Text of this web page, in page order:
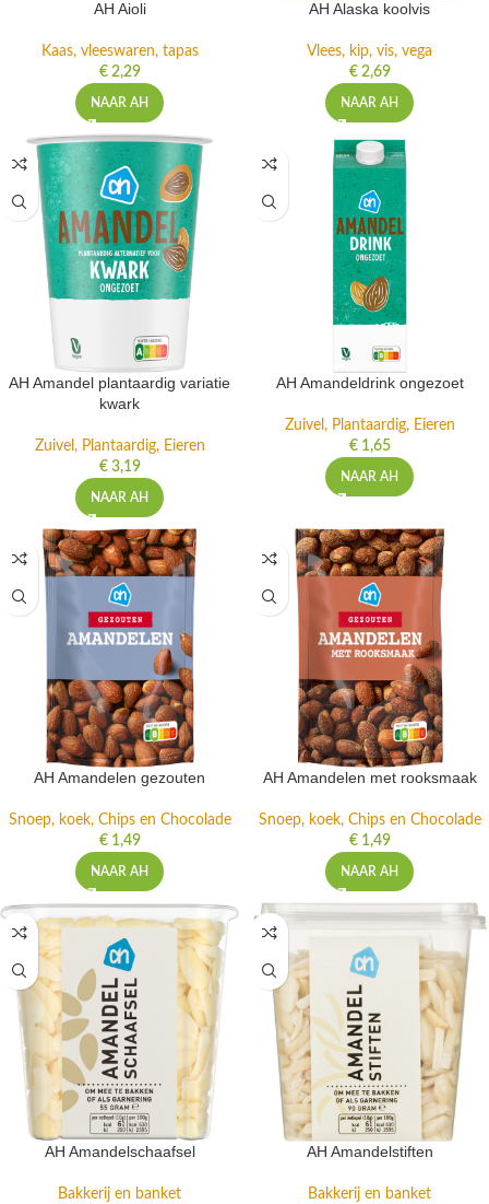
AH Aioli
Kaas, vleeswaren, tapas
€2,29
NAAR AH
AH Alaska koolvis
Vlees, kip, vis, vega
€2,69
NAAR AH
AH Amandel plantaardig variatie
kwark
Zuivel, Plantaardig, Eieren
€3,19
NAAR AH
AH Amandeldrink ongezoet
Zuivel, Plantaardig, Eieren
€1,65
NAAR AH
AH Amandelen gezouten
Snoep, koek, Chips en Chocolade
€1,49
NAAR AH
AH Amandelen met rooksmaak
Snoep, koek, Chips en Chocolade
€1,49
NAAR AH
AH Amandelschaafsel
Bakkerij en banket
AH Amandelstiften
Bakkerij en banket